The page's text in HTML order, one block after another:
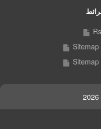
Sitemap
Sitemap